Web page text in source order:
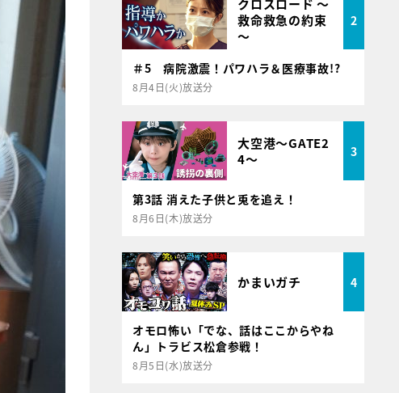
救命救急の約束
～
2
＃5 病院激震！パワハラ＆医療事故!?
8月4日(火)放送分
大空港～GATE2
4～
3
第3話 消えた子供と兎を追え！
8月6日(木)放送分
かまいガチ 4
オモロ怖い「でな、話はここからやね
ん」トラビス松倉参戦！
8月5日(水)放送分